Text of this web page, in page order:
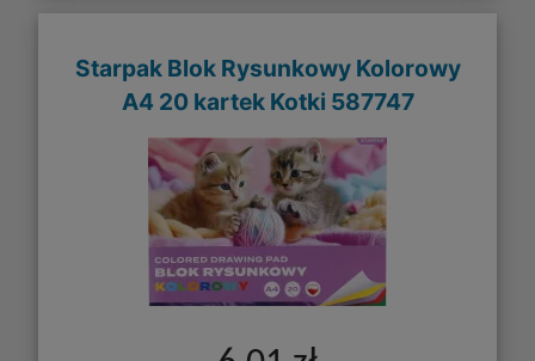
Starpak Blok Rysunkowy Kolorowy
A4 20 kartek Kotki 587747